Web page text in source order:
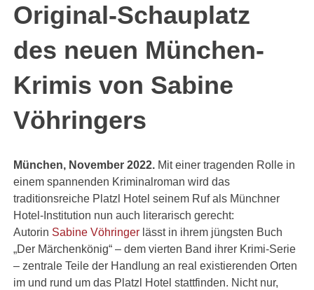
Original-Schauplatz
des neuen München-
Krimis von Sabine
Vöhringers
München, November 2022. Mit einer tragenden Rolle in
einem spannenden Kriminalroman wird das
traditionsreiche Platzl Hotel seinem Ruf als Münchner
Hotel-Institution nun auch literarisch gerecht:
Autorin Sabine Vöhringer lässt in ihrem jüngsten Buch
„Der Märchenkönig“ – dem vierten Band ihrer Krimi-Serie
– zentrale Teile der Handlung an real existierenden Orten
im und rund um das Platzl Hotel stattfinden. Nicht nur,